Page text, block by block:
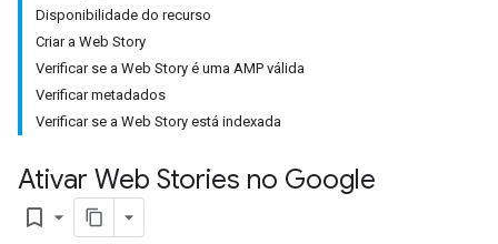
Disponibilidade do recurso
Criar a Web Story
Verificar se a Web Story é uma AMP válida
Verificar metadados
Verificar se a Web Story está indexada
Ativar Web Stories no Google
bookmark_border